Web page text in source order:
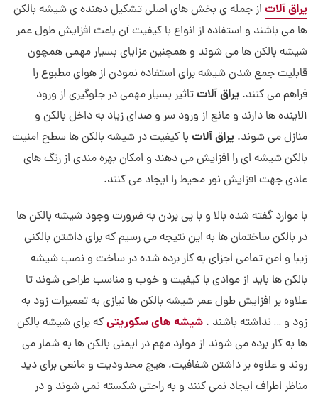
یراق آلات از جمله ی بخش های اصلی تشکیل دهنده ی شیشه بالکن
ها می باشند و استفاده از انواع با کیفیت آن باعث افزایش طول عمر
شیشه بالکن ها می شوند و همچنین مزایای بسیار مهمی همچون
قابلیت جمع شدن شیشه برای استفاده نمودن از هوای مطبوع را
فراهم می کنند. یراق آلاتتاثیر بسیار مهمی در جلوگیری از ورود
آلاینده ها دارند و مانع از ورود سر و صدای زیاد به داخل بالکن و
منازل می شوند. یراق آلات با کیفیت در شیشه بالکن ها سطح امنیت
بالکن شیشه ای را افزایش می دهند و امکان بهره مندی از رنگ های
عادی جهت افزایش نور محیط را ایجاد می کنند.
با موارد گفته شده بالا و با پی بردن به ضرورت وجود شیشه بالکن ها
در بالکن ساختمان ها به این نتیجه می رسیم که برای داشتن بالکنی
زیبا و امن تمامی اجزای به کار برده شده در ساخت و نصب شیشه
بالکن ها باید از موادی با کیفیت و خوب و مناسب طراحی شوند تا
علاوه بر افزایش طول عمر شیشه بالکن ها نیازی به تعمیرات زود به
زود و … نداشته باشند . شیشه های سکوریتیکه برای شیشه بالکن
ها به کار برده می شوند از موارد مهم در ایمنی بالکن ها به شمار می
روند و علاوه بر داشتن شفافیت، هیچ محدودیت و مانعی برای دید
مناظر اطراف ایجاد نمی کنند و به راحتی شکسته نمی شوند و در